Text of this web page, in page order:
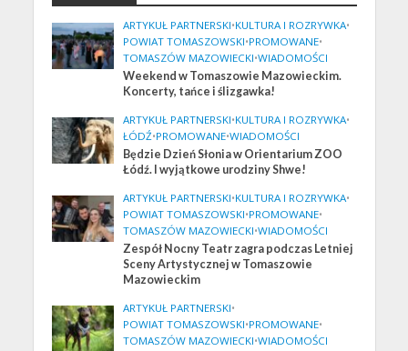
ARTYKUŁ PARTNERSKI•KULTURA I ROZRYWKA•
POWIAT TOMASZOWSKI•PROMOWANE•
TOMASZÓW MAZOWIECKI•WIADOMOŚCI
Weekend w Tomaszowie Mazowieckim.
Koncerty, tańce i ślizgawka!
ARTYKUŁ PARTNERSKI•KULTURA I ROZRYWKA•
ŁÓDŹ•PROMOWANE•WIADOMOŚCI
Będzie Dzień Słonia w Orientarium ZOO
Łódź. I wyjątkowe urodziny Shwe!
ARTYKUŁ PARTNERSKI•KULTURA I ROZRYWKA•
POWIAT TOMASZOWSKI•PROMOWANE•
TOMASZÓW MAZOWIECKI•WIADOMOŚCI
Zespół Nocny Teatr zagra podczas Letniej
Sceny Artystycznej w Tomaszowie
Mazowieckim
ARTYKUŁ PARTNERSKI•
POWIAT TOMASZOWSKI•PROMOWANE•
TOMASZÓW MAZOWIECKI•WIADOMOŚCI